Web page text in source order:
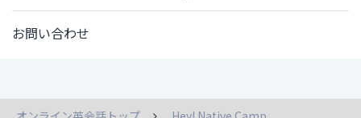
お問い合わせ